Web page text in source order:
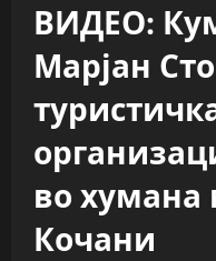
ВИДЕО:
Марјан
во хумана
Кочани